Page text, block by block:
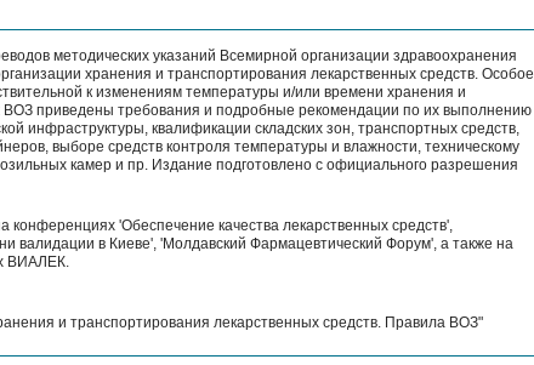
методических указаний Всемирной организации здравоохранения
хранения и транспортирования лекарственных средств. Особое
к изменениям температуры и/или времени хранения и
ВОЗ приведены требования и подробные рекомендации по их выполнению
инфраструктуры, квалификации складских зон, транспортных средств,
выборе средств контроля температуры и влажности, техническому
камер и пр. Издание подготовлено с официального разрешения
'Обеспечение качества лекарственных средств',
валидации в Киеве', 'Молдавский Фармацевтический Форум', а также на
ВИАЛЕК.
и транспортирования лекарственных средств. Правила ВОЗ"